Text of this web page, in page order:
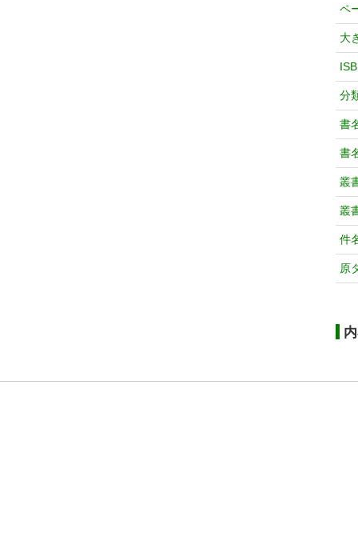
ペ
大
分
書
書
叢
叢
件
原